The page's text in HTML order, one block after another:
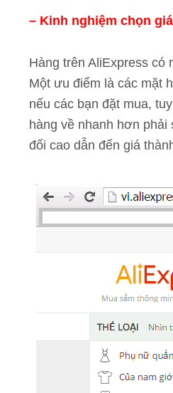
– Kinh nghiệm chọn
Hàng trên AliExpress
Một ưu điểm là các mặt
nếu các bạn đặt mua,
hàng về nhanh hơn
đối cao dẫn đến giá